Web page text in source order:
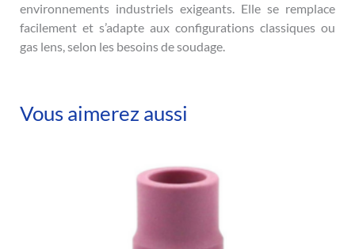
environnements industriels exigeants. Elle se remplace
facilement et s’adapte aux configurations classiques ou
gas lens, selon les besoins de soudage.
Vous aimerez aussi